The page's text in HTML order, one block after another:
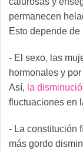
permanecen
Esto depende
- El sexo, las
hormonales y
Así, la
fluctuaciones en
- La constitución
más gordo